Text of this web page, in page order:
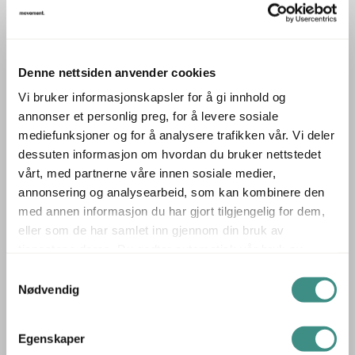
Denne nettsiden anvender cookies
Vi bruker informasjonskapsler for å gi innhold og
annonser et personlig preg, for å levere sosiale
mediefunksjoner og for å analysere trafikken vår. Vi deler
dessuten informasjon om hvordan du bruker nettstedet
vårt, med partnerne våre innen sosiale medier,
annonsering og analysearbeid, som kan kombinere den
med annen informasjon du har gjort tilgjengelig for dem,
eller som de har samlet inn gjennom din bruk av
Nødvendig
Egenskaper
veksle mellom sittende og stående arbeid, og bidrar
for både kontorer og hjemmekontorer, og gir deg
muligheten til å tilpasse arbeidsstillingen gjennom hele
arbeidsdagen.
✅ Hevsenk-funksjon – tilpass bordet til sittende eller
stående arbeid for bedre ergonomi.
✅ Romslig størrelse 180x80 cm – gir plass til
arbeidsutstyr og mer.
✅ Ergonomisk design – fremmer en bedre arbeidsstilling
komfortabel og fleksibel arbeidsopplevelse.
Holmris er en dansk produsent av kontormøbler med